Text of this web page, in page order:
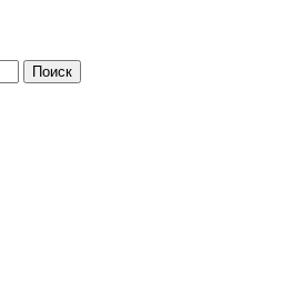
Поиск